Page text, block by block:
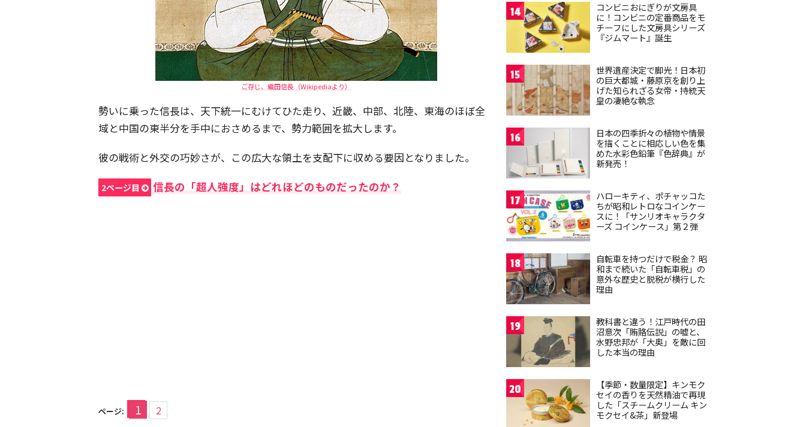
ご存じ、織田信長（Wikipediaより）
勢いに乗った信長は、天下統一にむけてひた走り、近畿、中部、北陸、東海のほぼ全
域と中国の東半分を手中におさめるまで、勢力範囲を拡大します。
彼の戦術と外交の巧妙さが、この広大な領土を支配下に収める要因となりました。
2ページ目 信長の「超人強度」はどれほどのものだったのか？
ページ: 1 2
14
コンビニおにぎりが文房具
に！コンビニの定番商品をモ
チーフにした文房具シリーズ
『ジムマート』誕生
15
世界遺産決定で脚光！日本初
の巨大都城・藤原京を創り上
げた知られざる女帝・持統天
皇の凄絶な執念
16
日本の四季折々の植物や情景
を描くことに相応しい色を集
めた水彩色鉛筆『色辞典』が
新発売！
17
ハローキティ、ポチャッコた
ちが昭和レトロなコインケー
スに！「サンリオキャラクタ
ーズ コインケース」第２弾
18
自転車を持つだけで税金？ 昭
和まで続いた「自転車税」の
意外な歴史と脱税が横行した
理由
19
教科書と違う！江戸時代の田
沼意次「賄賂伝説」の嘘と、
水野忠邦が「大奥」を敵に回
した本当の理由
20
【季節・数量限定】キンモク
セイの香りを天然精油で再現
した「スチームクリーム キン
モクセイ&茶」新登場